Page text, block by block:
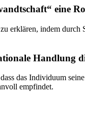
eine
erklären, indem
Handlung
das Individuum
empfindet.